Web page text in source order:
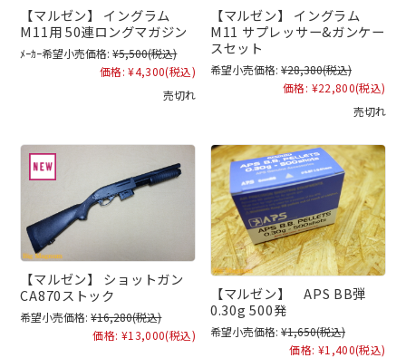
【マルゼン】 イングラム
M11用 50連ロングマガジン
ﾒｰｶｰ希望小売価格: ¥5,500(税込)
価格: ¥4,300(税込)
売切れ
【マルゼン】 イングラム
M11 サプレッサー&ガンケー
スセット
希望小売価格: ¥28,380(税込)
価格: ¥22,800(税込)
売切れ
【マルゼン】 ショットガン
CA870ストック
希望小売価格: ¥16,280(税込)
価格: ¥13,000(税込)
【マルゼン】 APS BB弾
0.30g 500発
希望小売価格: ¥1,650(税込)
価格: ¥1,400(税込)